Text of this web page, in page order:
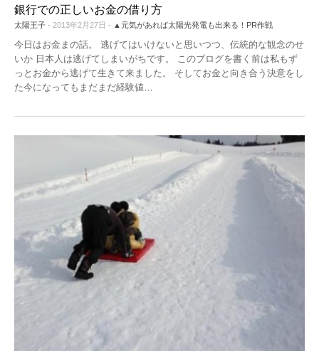
銀行での正しいお金の借り方
太陽王子 - 2013年2月27日 - ▲元気があれば太陽光発電も出来る！PR作戦
今日はお金まの話。 逃げてはいけないと思いつつ、伝統的な観念のせ
いか 日本人は逃げてしまいがちです。 このブログを書く前は私もず
っとお金から逃げて生きて来ました。 そしてお金と向き合う決意をし
た今になってもまだまだ経験値…